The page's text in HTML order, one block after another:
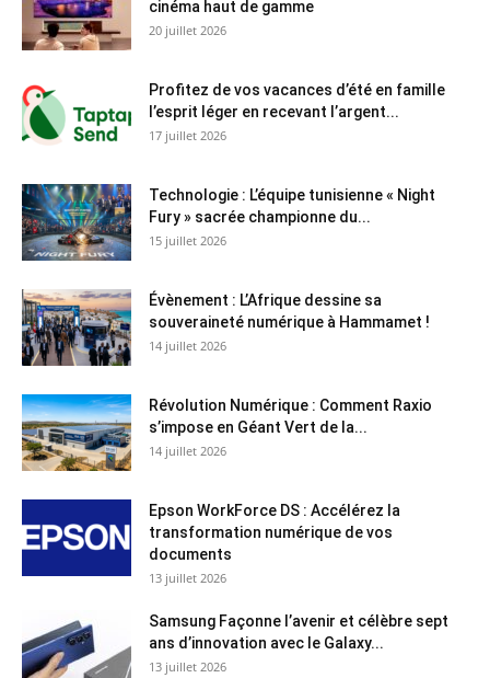
cinéma haut de gamme
20 juillet 2026
Profitez de vos vacances d’été en famille
l’esprit léger en recevant l’argent...
17 juillet 2026
Technologie : L’équipe tunisienne « Night
Fury » sacrée championne du...
15 juillet 2026
Évènement : L’Afrique dessine sa
souveraineté numérique à Hammamet !
14 juillet 2026
Révolution Numérique : Comment Raxio
s’impose en Géant Vert de la...
14 juillet 2026
Epson WorkForce DS : Accélérez la
transformation numérique de vos
documents
13 juillet 2026
Samsung Façonne l’avenir et célèbre sept
ans d’innovation avec le Galaxy...
13 juillet 2026